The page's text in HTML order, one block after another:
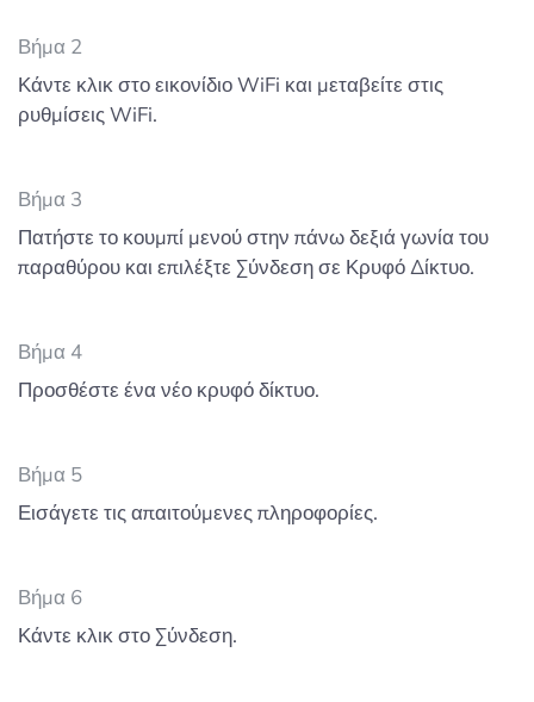
Βήμα 2
Κάντε κλικ στο εικονίδιο WiFi και μεταβείτε στις
ρυθμίσεις WiFi.
Βήμα 3
Πατήστε το κουμπί μενού στην πάνω δεξιά γωνία του
παραθύρου και επιλέξτε Σύνδεση σε Κρυφό Δίκτυο.
Βήμα 4
Προσθέστε ένα νέο κρυφό δίκτυο.
Βήμα 5
Εισάγετε τις απαιτούμενες πληροφορίες.
Βήμα 6
Κάντε κλικ στο Σύνδεση.